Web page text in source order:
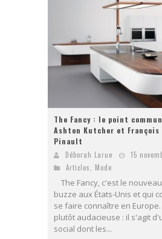
The Fancy : le point
Ashton Kutcher et François
Pinault
Déborah Larue
15
Articles, Mode
The Fancy, c'est le
buzze aux États-Unis et qui
se faire connaître en
plutôt audacieuse : il s'agit
social dont les...